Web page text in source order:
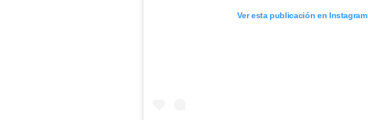
Ver esta publicación en Instagram